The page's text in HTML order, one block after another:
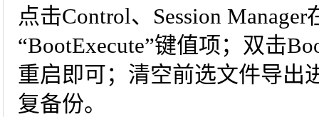
点击Control、Session
“BootExecute”键值项；双击
重启即可；清空前选文件导出
复备份。